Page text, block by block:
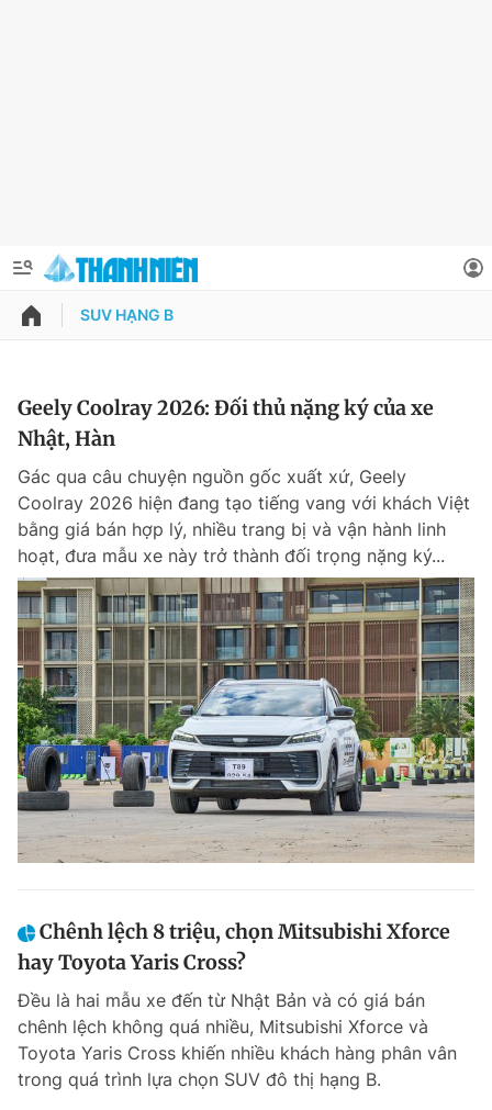
QUẢNG CÁO
Chuyên mục khác
Chào ngày mới Tin 24h
Tin thị trường Tin 360
Video Magazine
Sản phẩm khác
Tiện ích Bạn cần biết
Đọc Thanh Niên trên điện thoại
Thông tin tài khoản
Đổi mật khẩu
Tin đã lưu
Tin đã xem
Đăng xuất
SUV HẠNG B
Geely Coolray 2026: Đối thủ nặng ký của xe
Nhật, Hàn
Gác qua câu chuyện nguồn gốc xuất xứ, Geely
Coolray 2026 hiện đang tạo tiếng vang với khách Việt
bằng giá bán hợp lý, nhiều trang bị và vận hành linh
hoạt, đưa mẫu xe này trở thành đối trọng nặng ký...
Chênh lệch 8 triệu, chọn Mitsubishi Xforce
hay Toyota Yaris Cross?
Đều là hai mẫu xe đến từ Nhật Bản và có giá bán
chênh lệch không quá nhiều, Mitsubishi Xforce và
Toyota Yaris Cross khiến nhiều khách hàng phân vân
trong quá trình lựa chọn SUV đô thị hạng B.